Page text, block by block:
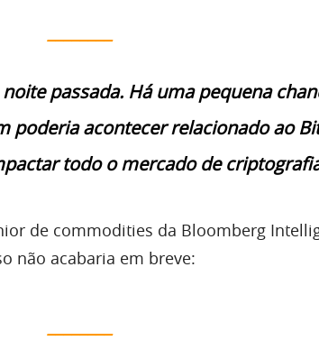
passada. Há uma pequena
poderia acontecer relacionado ao
todo o mercado de
de commodities da Bloomberg
não acabaria em breve: